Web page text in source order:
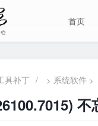
首页
具补丁 / > 系统软件 >
不